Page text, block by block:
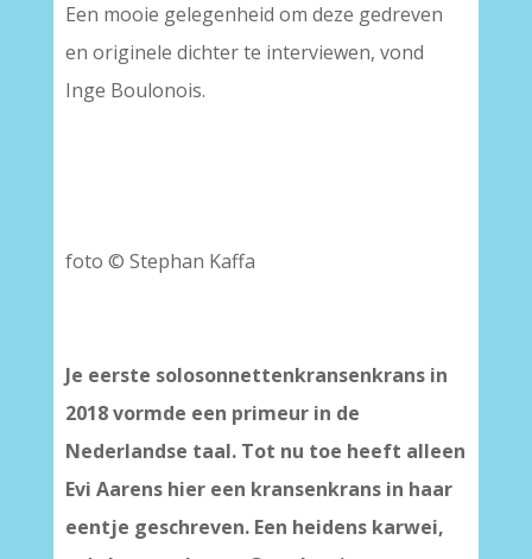
Een mooie gelegenheid om deze gedreven
en originele dichter te interviewen, vond
Inge Boulonois.
foto © Stephan Kaffa
Je eerste solosonnettenkransenkrans in
2018 vormde een primeur in de
Nederlandse taal. Tot nu toe heeft alleen
Evi Aarens hier een kransenkrans in haar
eentje geschreven. Een heidens karwei,